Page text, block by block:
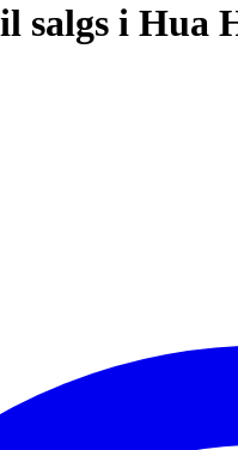
salgs i